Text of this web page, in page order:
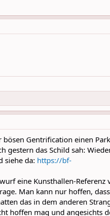
Gentrification einen
gestern das Schild sah:
siehe da: https://bf-
eine Kunsthallen-Referenz
Man kann nur hoffen,
das in dem anderen
hoffen mag und angesichts